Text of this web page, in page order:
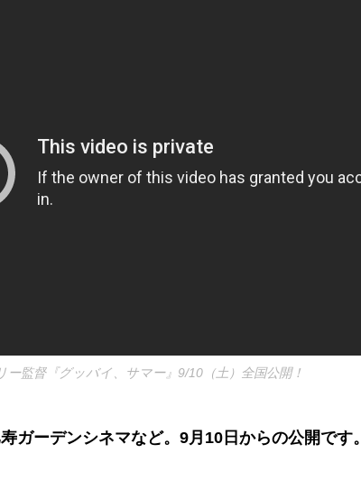
ー監督『グッバイ、サマー』9/10（土）全国公開！
ガーデンシネマなど。9月10日からの公開です。